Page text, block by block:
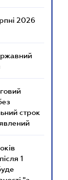
2026
строк
1